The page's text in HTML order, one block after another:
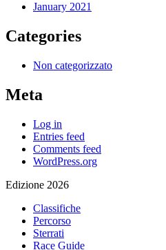
January 2021
Categories
Non categorizzato
Meta
Log in
Entries feed
Comments feed
WordPress.org
Edizione 2026
Classifiche
Percorso
Sterrati
Race Guide